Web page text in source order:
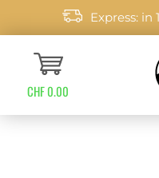
Express: in
CHF 0.00